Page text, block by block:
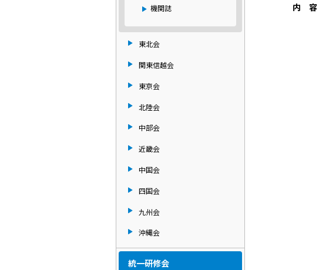
機関誌
東北会
関東信越会
東京会
北陸会
中部会
近畿会
中国会
四国会
九州会
沖縄会
統一研修会
内 容